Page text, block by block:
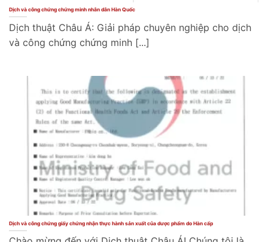
Dịch và công chứng chứng minh nhân dân Hàn Quốc
Dịch thuật Châu Á: Giải pháp chuyên nghiệp cho dịch
và công chứng chứng minh [...]
Dịch và công chứng giấy chứng nhận thực hành sản xuất của dược phẩm do Hàn cấp